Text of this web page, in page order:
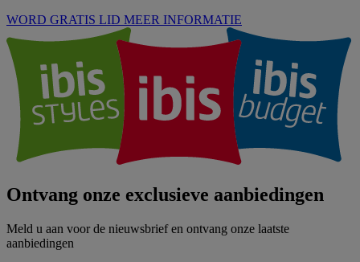
WORD GRATIS LID MEER INFORMATIE
Ontvang onze exclusieve aanbiedingen
Meld u aan voor de nieuwsbrief en ontvang onze laatste
aanbiedingen